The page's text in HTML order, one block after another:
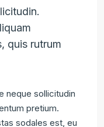
quis rutrum
neque sollicitudin
pretium.
sodales est, eu